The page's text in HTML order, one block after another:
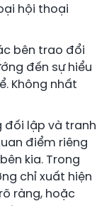
hội thoại
bên trao đổi
đến sự hiểu
Không nhất
đối lập và tranh
điểm riêng
kia. Trong
chỉ xuất hiện
ràng, hoặc